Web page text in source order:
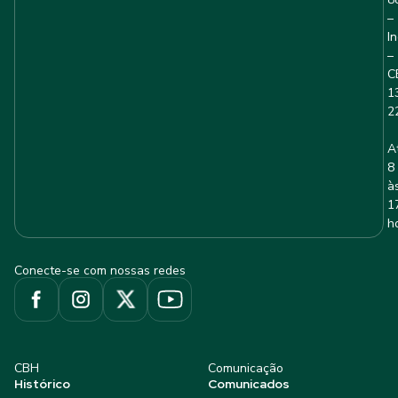
–
–
8
Conecte-se com nossas redes
CBH
Histórico
Comunicação
Comunicados